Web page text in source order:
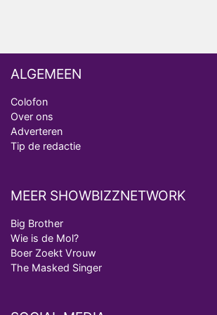
ALGEMEEN
Colofon
Over ons
Adverteren
Tip de redactie
MEER SHOWBIZZNETWORK
Big Brother
Wie is de Mol?
Boer Zoekt Vrouw
The Masked Singer